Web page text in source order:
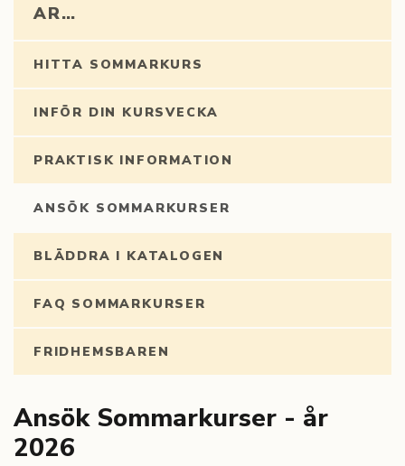
AR…
HITTA SOMMARKURS
INFÖR DIN KURSVECKA
PRAKTISK INFORMATION
ANSÖK SOMMARKURSER
BLÄDDRA I KATALOGEN
FAQ SOMMARKURSER
FRIDHEMSBAREN
Ansök Sommarkurser - år
2026